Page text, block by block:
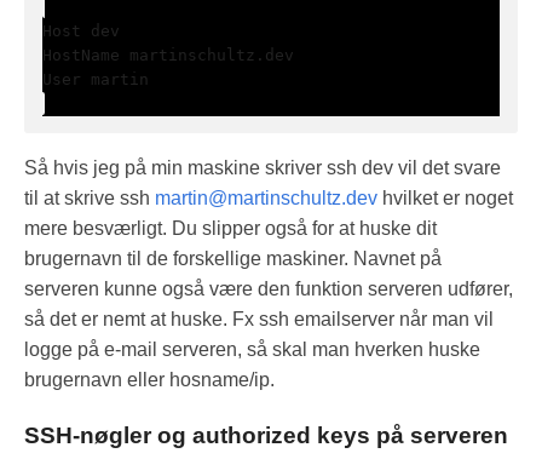
User martin
Så hvis jeg på min maskine skriver ssh dev vil det svare
til at skrive ssh martin@martinschultz.dev hvilket er noget
mere besværligt. Du slipper også for at huske dit
brugernavn til de forskellige maskiner. Navnet på
serveren kunne også være den funktion serveren udfører,
så det er nemt at huske. Fx ssh emailserver når man vil
logge på e-mail serveren, så skal man hverken huske
brugernavn eller hosname/ip.
SSH-nøgler og authorized keys på serveren